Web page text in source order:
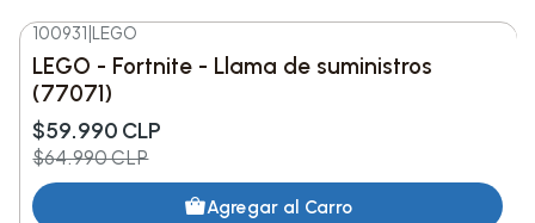
-8%DESC.
Nuevo
100931 LEGO
LEGO - Fortnite - Llama de suministros
(77071)
$59.990 CLP
$64.990 CLP
Agregar al Carro